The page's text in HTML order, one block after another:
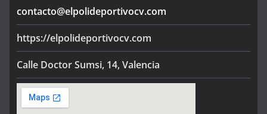
contacto@elpolideportivocv.com
https://elpolideportivocv.com
Calle Doctor Sumsi, 14, Valencia